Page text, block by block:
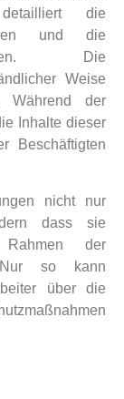
die
und die
Die
Weise
Während der
Inhalte dieser
Beschäftigten
nicht nur
dass sie
der
Nur so kann
über die